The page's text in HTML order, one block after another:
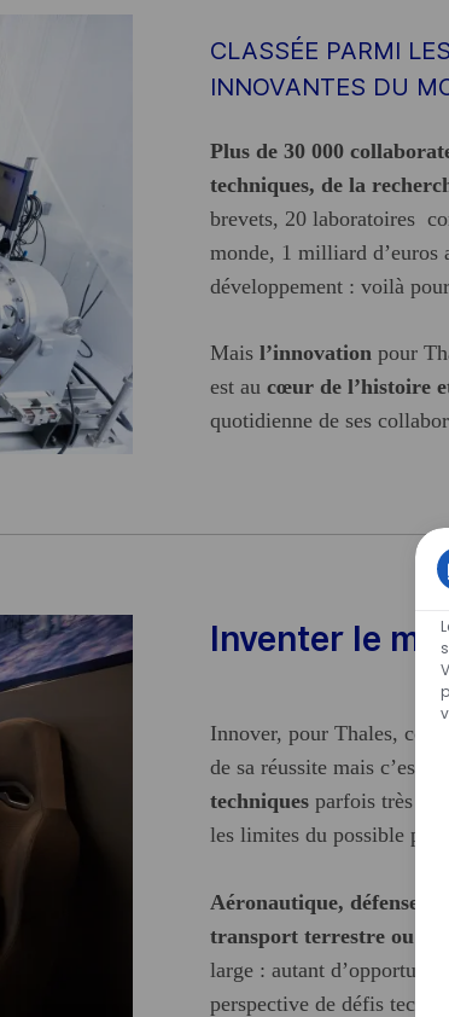
CLASSÉE PARMI
INNOVANTES DU
Plus de 30 000
techniques, de la
brevets, 20 laboratoires
monde, 1 milliard d’euros
développement : voilà
Mais l’innovation pour
est au cœur de l’histoire
quotidienne de ses
Inventer le
Innover, pour Thales,
de sa réussite mais c’est
techniques parfois très
les limites du possible
Aéronautique, défense
transport terrestre ou
large : autant
perspective de défis